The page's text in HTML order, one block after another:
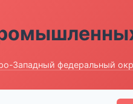
Западный федеральный